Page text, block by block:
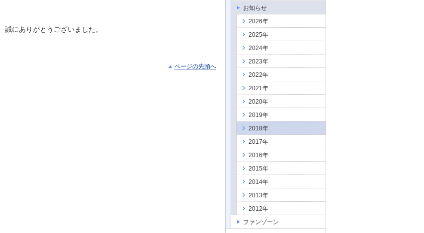
にありがとうございました。
ページの先頭へ
お知らせ
2026年
2025年
2024年
2023年
2022年
2021年
2020年
2019年
2018年
2017年
2016年
2015年
2014年
2013年
2012年
ファンゾーン